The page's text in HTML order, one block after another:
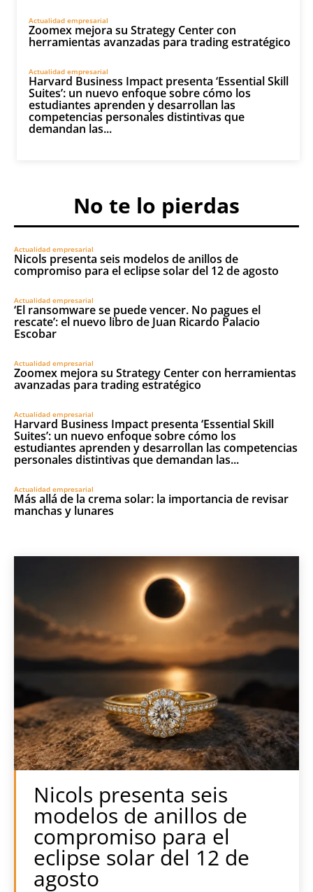
Actualidad empresarial
Zoomex mejora su Strategy Center con
herramientas avanzadas para trading estratégico
Actualidad empresarial
Harvard Business Impact presenta ‘Essential Skill
Suites’: un nuevo enfoque sobre cómo los
estudiantes aprenden y desarrollan las
competencias personales distintivas que
demandan las...
No te lo pierdas
Actualidad empresarial
Nicols presenta seis modelos de anillos de
compromiso para el eclipse solar del 12 de agosto
Actualidad empresarial
‘El ransomware se puede vencer. No pagues el
rescate’: el nuevo libro de Juan Ricardo Palacio
Escobar
Actualidad empresarial
Zoomex mejora su Strategy Center con herramientas
avanzadas para trading estratégico
Actualidad empresarial
Harvard Business Impact presenta ‘Essential Skill
Suites’: un nuevo enfoque sobre cómo los
estudiantes aprenden y desarrollan las competencias
personales distintivas que demandan las...
Actualidad empresarial
Más allá de la crema solar: la importancia de revisar
manchas y lunares
Nicols presenta seis
modelos de anillos de
compromiso para el
eclipse solar del 12 de
agosto